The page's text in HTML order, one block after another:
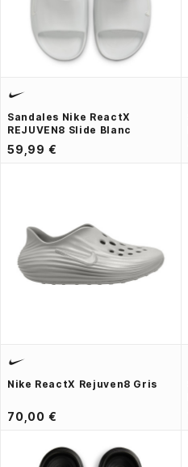
Sandales Nike ReactX
REJUVEN8 Slide Blanc
59,99 €
Nike ReactX Rejuven8 Gris
70,00 €